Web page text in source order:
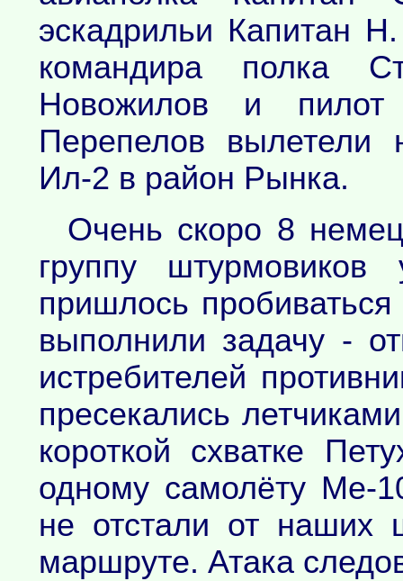
эскадрильи Капитан
командира полка
Новожилов и
Перепелов вылетели
Ил-2 в район Рынка.
Очень скоро 8
группу
пришлось
выполнили задачу -
истребителей
пресекались
короткой схватке
одному самолёту Ме-
не отстали от наших
маршруте. Атака